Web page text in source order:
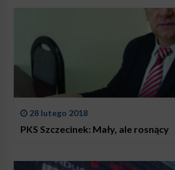
28 lutego 2018
PKS Szczecinek: Mały, ale rosnący